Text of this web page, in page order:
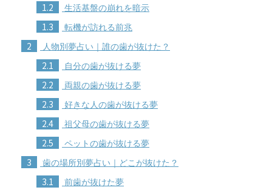
1.2 生活基盤の崩れを暗示
1.3 転機が訪れる前兆
2 人物別夢占い｜誰の歯が抜けた？
2.1 自分の歯が抜ける夢
2.2 両親の歯が抜ける夢
2.3 好きな人の歯が抜ける夢
2.4 祖父母の歯が抜ける夢
2.5 ペットの歯が抜ける夢
3 歯の場所別夢占い｜どこが抜けた？
3.1 前歯が抜けた夢